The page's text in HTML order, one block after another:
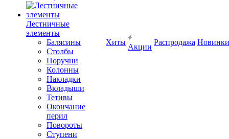
Лестничные
элементы
Балясины
Столбы
Поручни
Колонны
Накладки
Вкладыши
Тетивы
Окончание
перил
Повороты
Ступени
Хиты
Акции
Распродажа Новинки